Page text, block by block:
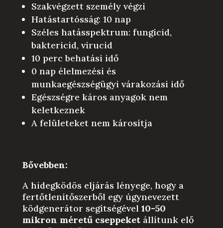
Szakvégzett személy végzi
Hatástartósság: 10 nap
Széles hatásspektrum: fungicid,
baktericid, virucid
10 perc behatási idő
0 nap élelmezési és
munkaegészségügyi várakozási idő
Egészségre káros anyagok nem
keletkeznek
A felületeket nem károsítja
Bővebben:
A hidegködös eljárás lényege, hogy a
fertőtlenítőszerből egy úgynevezett
ködgenerátor segítségével 10-50
mikron méretű cseppeketállítunk elő